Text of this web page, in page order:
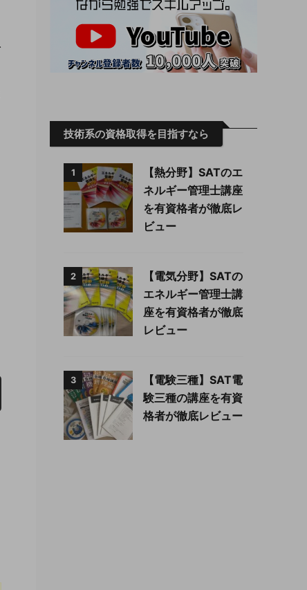
技術系の資格取得を目指すなら
1
【熱分野】SATのエ
ネルギー管理士講座
を有資格者が徹底レ
ビュー
2
【電気分野】SATの
エネルギー管理士講
座を有資格者が徹底
レビュー
3
【電験三種】SAT電
験三種の講座を有資
格者が徹底レビュー